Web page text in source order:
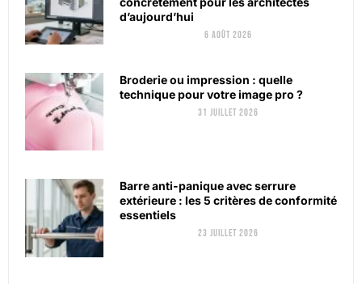
d’aujourd’hui
6 août 2026
Broderie ou impression : quelle
technique pour votre image pro ?
31 juillet 2026
Barre anti-panique avec serrure
extérieure : les 5 critères de conformité
essentiels
23 juillet 2026